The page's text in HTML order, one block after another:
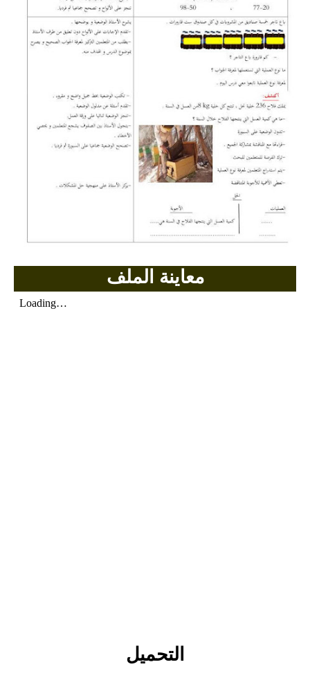
البحوث الجاهزة
بحوث اللغة العربية
بحوث التاريخ و الجغرافيا
بحوث الفيزياء و الكيمياء
بحوث العلوم الطبيعية
بحوث في مجالات اخرىمعاينة الملف
التحميل